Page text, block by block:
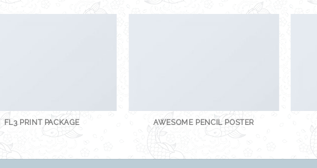
FL3 PRINT PACKAGE AWESOME PENCIL POSTER